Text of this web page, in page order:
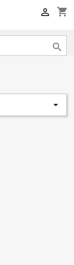
shopping_cart


